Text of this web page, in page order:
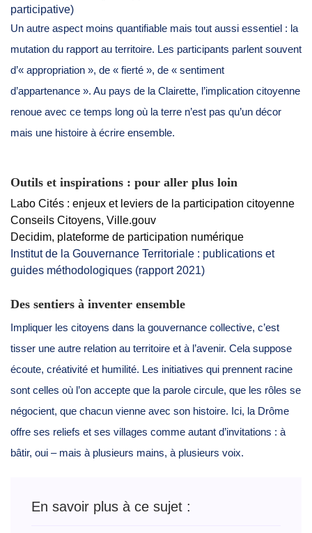
participative)
Un autre aspect moins quantifiable mais tout aussi essentiel : la
mutation du rapport au territoire. Les participants parlent souvent
d’« appropriation », de « fierté », de « sentiment
d’appartenance ». Au pays de la Clairette, l’implication citoyenne
renoue avec ce temps long où la terre n’est pas qu’un décor
mais une histoire à écrire ensemble.
Outils et inspirations : pour aller plus loin
Labo Cités : enjeux et leviers de la participation citoyenne
Conseils Citoyens, Ville.gouv
Decidim, plateforme de participation numérique
Institut de la Gouvernance Territoriale : publications et
guides méthodologiques (rapport 2021)
Des sentiers à inventer ensemble
Impliquer les citoyens dans la gouvernance collective, c’est
tisser une autre relation au territoire et à l’avenir. Cela suppose
écoute, créativité et humilité. Les initiatives qui prennent racine
sont celles où l’on accepte que la parole circule, que les rôles se
négocient, que chacun vienne avec son histoire. Ici, la Drôme
offre ses reliefs et ses villages comme autant d’invitations : à
bâtir, oui – mais à plusieurs mains, à plusieurs voix.
En savoir plus à ce sujet :